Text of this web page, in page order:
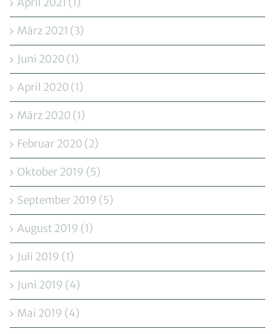
April 2021 (1)
März 2021 (3)
Juni 2020 (1)
April 2020 (1)
März 2020 (1)
Februar 2020 (2)
Oktober 2019 (5)
September 2019 (5)
August 2019 (1)
Juli 2019 (1)
Juni 2019 (4)
Mai 2019 (4)